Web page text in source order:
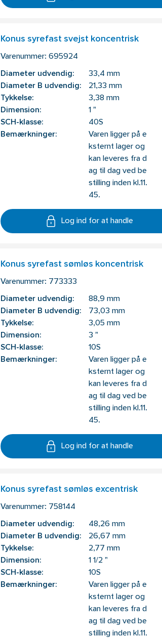
Konus syrefast svejst koncentrisk
Varenummer: 695924
Diameter udvendig:
33,4 mm
Diameter B udvendig:
21,33 mm
Tykkelse:
3,38 mm
Dimension:
1 "
SCH-klasse:
40S
Bemærkninger:
Varen ligger på e
ksternt lager og
kan leveres fra d
ag til dag ved be
stilling inden kl.11.
45.
Log ind for at handle
Konus syrefast sømløs koncentrisk
Varenummer: 773333
Diameter udvendig:
88,9 mm
Diameter B udvendig:
73,03 mm
Tykkelse:
3,05 mm
Dimension:
3 "
SCH-klasse:
10S
Bemærkninger:
Varen ligger på e
ksternt lager og
kan leveres fra d
ag til dag ved be
stilling inden kl.11.
45.
Log ind for at handle
Konus syrefast sømløs excentrisk
Varenummer: 758144
Diameter udvendig:
48,26 mm
Diameter B udvendig:
26,67 mm
Tykkelse:
2,77 mm
Dimension:
1 1/2 "
SCH-klasse:
10S
Bemærkninger:
Varen ligger på e
ksternt lager og
kan leveres fra d
ag til dag ved be
stilling inden kl.11.